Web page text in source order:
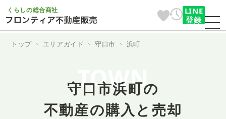
くらしの総合商社
LINE
登録
トップ エリアガイド 守口市 浜町
TOWN
守口市浜町の
不動産の購入と売却